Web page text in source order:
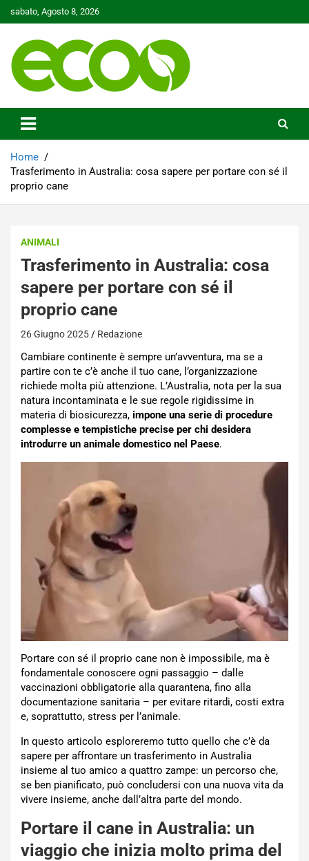
to
sabato, Agosto 8, 2026
Ecoo.it
Home
Trasferimento in Australia: cosa sapere per portare con sé il
proprio cane
ANIMALI
Trasferimento in Australia: cosa
sapere per portare con sé il
proprio cane
26 Giugno 2025 Redazione
Cambiare continente è sempre un’avventura, ma se a
partire con te c’è anche il tuo cane, l’organizzazione
richiede molta più attenzione. L’Australia, nota per la sua
natura incontaminata e le sue regole rigidissime in
materia di biosicurezza, impone una serie di procedure
complesse e tempistiche precise per chi desidera
introdurre un animale domestico nel Paese.
Portare con sé il proprio cane non è impossibile, ma è
fondamentale conoscere ogni passaggio – dalle
vaccinazioni obbligatorie alla quarantena, fino alla
documentazione sanitaria – per evitare ritardi, costi extra
e, soprattutto, stress per l’animale.
In questo articolo esploreremo tutto quello che c’è da
sapere per affrontare un trasferimento in Australia
insieme al tuo amico a quattro zampe: un percorso che,
se ben pianificato, può concludersi con una nuova vita da
vivere insieme, anche dall’altra parte del mondo.
Portare il cane in Australia: un
viaggio che inizia molto prima del